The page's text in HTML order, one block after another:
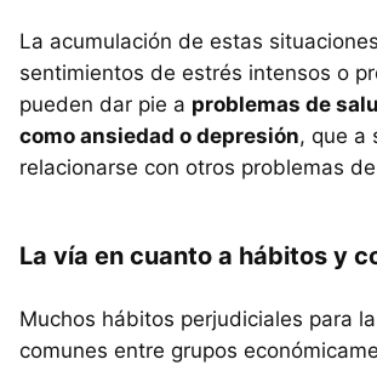
La acumulación de estas
sentimientos de estrés intensos o
pueden dar pie a problemas de
como ansiedad o depresión, que a
relacionarse con otros problemas
La vía en cuanto a hábitos y
Muchos hábitos perjudiciales para
comunes entre grupos